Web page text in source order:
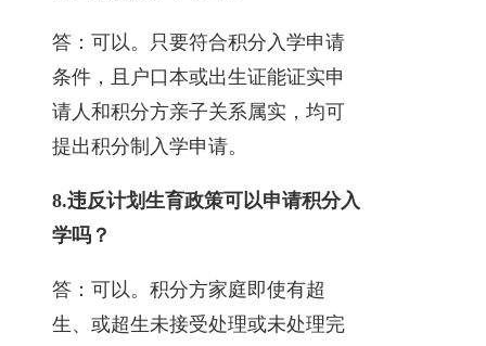
答：可以。只要符合积分入学申请
条件，且户口本或出生证能证实申
请人和积分方亲子关系属实，均可
提出积分制入学申请。
8.违反计划生育政策可以申请积分入
学吗？
答：可以。积分方家庭即使有超
生、或超生未接受处理或未处理完